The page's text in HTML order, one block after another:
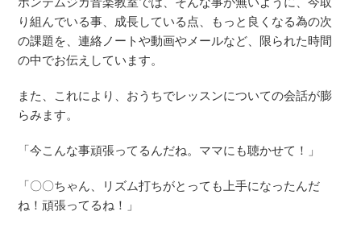
り組んでいる事、成長している点、もっと良くなる為の次
の課題を、連絡ノートや動画やメールなど、限られた時間
の中でお伝えしています。
また、これにより、おうちでレッスンについての会話が膨
らみます。
「今こんな事頑張ってるんだね。ママにも聴かせて！」
「〇〇ちゃん、リズム打ちがとっても上手になったんだ
ね！頑張ってるね！」